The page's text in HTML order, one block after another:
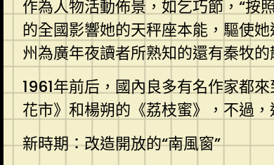
作為人物活動佈景，如乞巧節，“按
的全國影響她的天秤座本能，驅使
州為廣年夜讀者所熟知的還有秦牧的
1961年前后，國內良多有名作家都
花市》和楊朔的《荔枝蜜》，不過
新時期：改造開放的“南風窗”